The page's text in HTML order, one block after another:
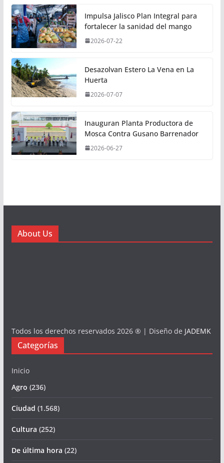
Impulsa Jalisco Plan Integral para
fortalecer la sanidad del mango
2026-07-22
Desazolvan Estero La Vena en La
Huerta
2026-07-07
Inauguran Planta Productora de
Mosca Contra Gusano Barrenador
2026-06-27
About Us
Todos los derechos reservados 2026 ® | Diseño de JADEMK
Categorías
Inicio
Agro (236)
Ciudad (1.568)
Cultura (252)
De última hora (22)